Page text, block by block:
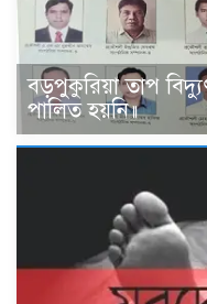
বড়পুকুরিয়া তাপ
পালিত হয়নি॥